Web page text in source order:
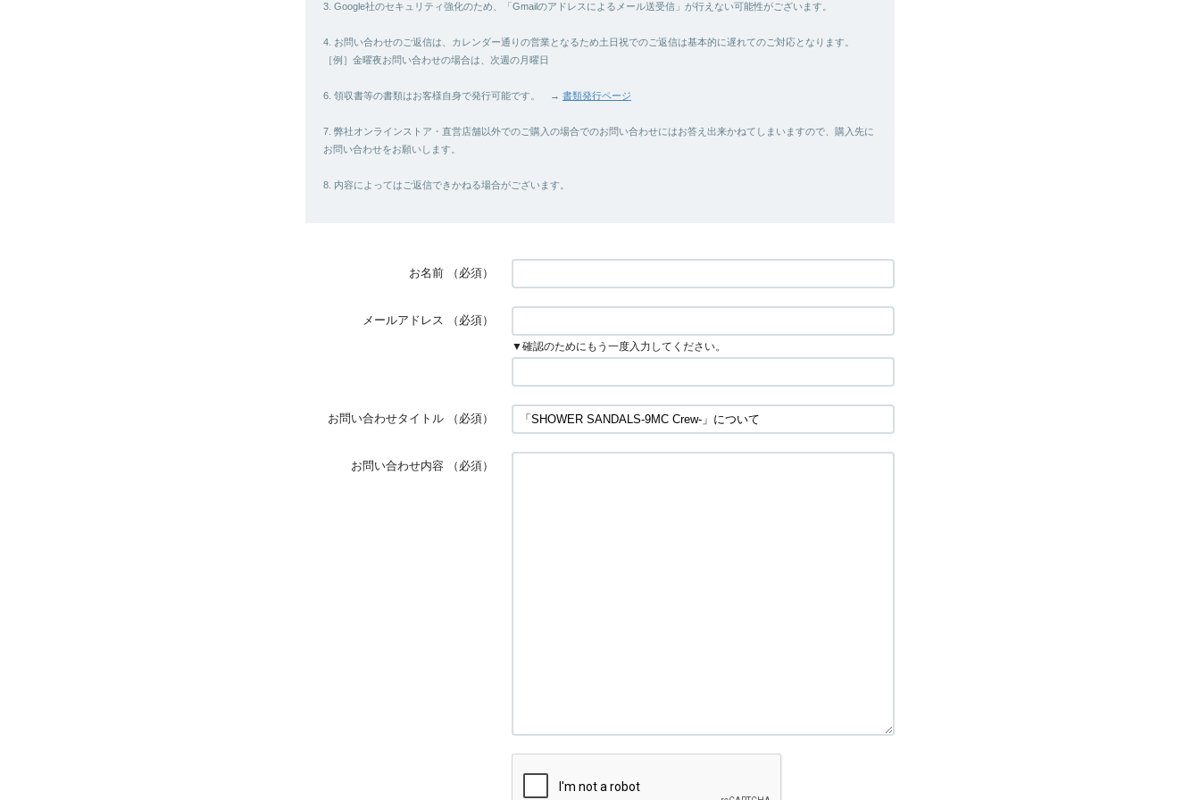
3. Google社のセキュリティ強化のため、「Gmailのアドレスによるメール送受信」が行えない可能性がございます。
4. お問い合わせのご返信は、カレンダー通りの営業となるため土日祝でのご返信は基本的に遅れてのご対応となります。
［例］金曜夜お問い合わせの場合は、次週の月曜日
6. 領収書等の書類はお客様自身で発行可能です。 → 書類発行ページ
7. 弊社オンラインストア・直営店舗以外でのご購入の場合でのお問い合わせにはお答え出来かねてしまいますので、購入先に
お問い合わせをお願いします。
8. 内容によってはご返信できかねる場合がございます。
お名前 （必須）
メールアドレス （必須）
▼確認のためにもう一度入力してください。
お問い合わせタイトル （必須）
お問い合わせ内容 （必須）